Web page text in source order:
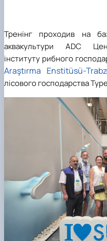
Тренінг проходив на
аквакультури ADC
інституту рибного
Araştırma Enstitüsü-
лісового господарства